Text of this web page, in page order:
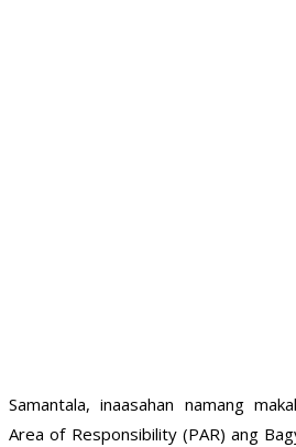
Samantala, inaasahan namang
Area of Responsibility (PAR) ang